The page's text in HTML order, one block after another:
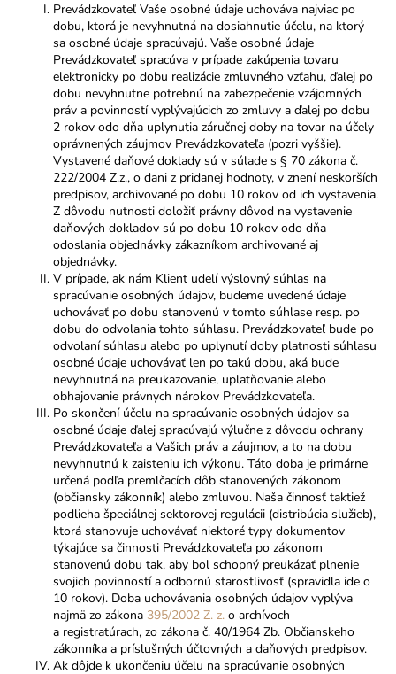
Prevádzkovateľ Vaše osobné údaje uchováva najviac po
dobu, ktorá je nevyhnutná na dosiahnutie účelu, na ktorý
sa osobné údaje spracúvajú. Vaše osobné údaje
Prevádzkovateľ spracúva v prípade zakúpenia tovaru
elektronicky po dobu realizácie zmluvného vzťahu, ďalej po
dobu nevyhnutne potrebnú na zabezpečenie vzájomných
práv a povinností vyplývajúcich zo zmluvy a ďalej po dobu
2 rokov odo dňa uplynutia záručnej doby na tovar na účely
oprávnených záujmov Prevádzkovateľa (pozri vyššie).
Vystavené daňové doklady sú v súlade s § 70 zákona č.
222/2004 Z.z., o dani z pridanej hodnoty, v znení neskorších
predpisov, archivované po dobu 10 rokov od ich vystavenia.
Z dôvodu nutnosti doložiť právny dôvod na vystavenie
daňových dokladov sú po dobu 10 rokov odo dňa
odoslania objednávky zákazníkom archivované aj
objednávky.
V prípade, ak nám Klient udelí výslovný súhlas na
spracúvanie osobných údajov, budeme uvedené údaje
uchovávať po dobu stanovenú v tomto súhlase resp. po
dobu do odvolania tohto súhlasu. Prevádzkovateľ bude po
odvolaní súhlasu alebo po uplynutí doby platnosti súhlasu
osobné údaje uchovávať len po takú dobu, aká bude
nevyhnutná na preukazovanie, uplatňovanie alebo
obhajovanie právnych nárokov Prevádzkovateľa.
Po skončení účelu na spracúvanie osobných údajov sa
osobné údaje ďalej spracúvajú výlučne z dôvodu ochrany
Prevádzkovateľa a Vašich práv a záujmov, a to na dobu
nevyhnutnú k zaisteniu ich výkonu. Táto doba je primárne
určená podľa premlčacích dôb stanovených zákonom
(občiansky zákonník) alebo zmluvou. Naša činnosť taktiež
podlieha špeciálnej sektorovej regulácii (distribúcia služieb),
ktorá stanovuje uchovávať niektoré typy dokumentov
týkajúce sa činnosti Prevádzkovateľa po zákonom
stanovenú dobu tak, aby bol schopný preukázať plnenie
svojich povinností a odbornú starostlivosť (spravidla ide o
10 rokov). Doba uchovávania osobných údajov vyplýva
najmä zo zákona 395/2002 Z. z. o archívoch
a registratúrach, zo zákona č. 40/1964 Zb. Občianskeho
zákonníka a príslušných účtovných a daňových predpisov.
Ak dôjde k ukončeniu účelu na spracúvanie osobných